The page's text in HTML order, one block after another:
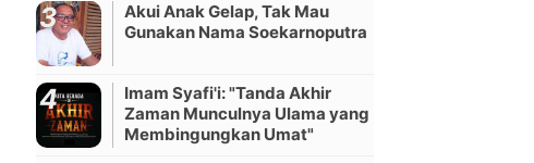
Akui Anak Gelap, Tak Mau
Gunakan Nama Soekarnoputra
Imam Syafi'i: "Tanda Akhir
Zaman Munculnya Ulama yang
Membingungkan Umat"